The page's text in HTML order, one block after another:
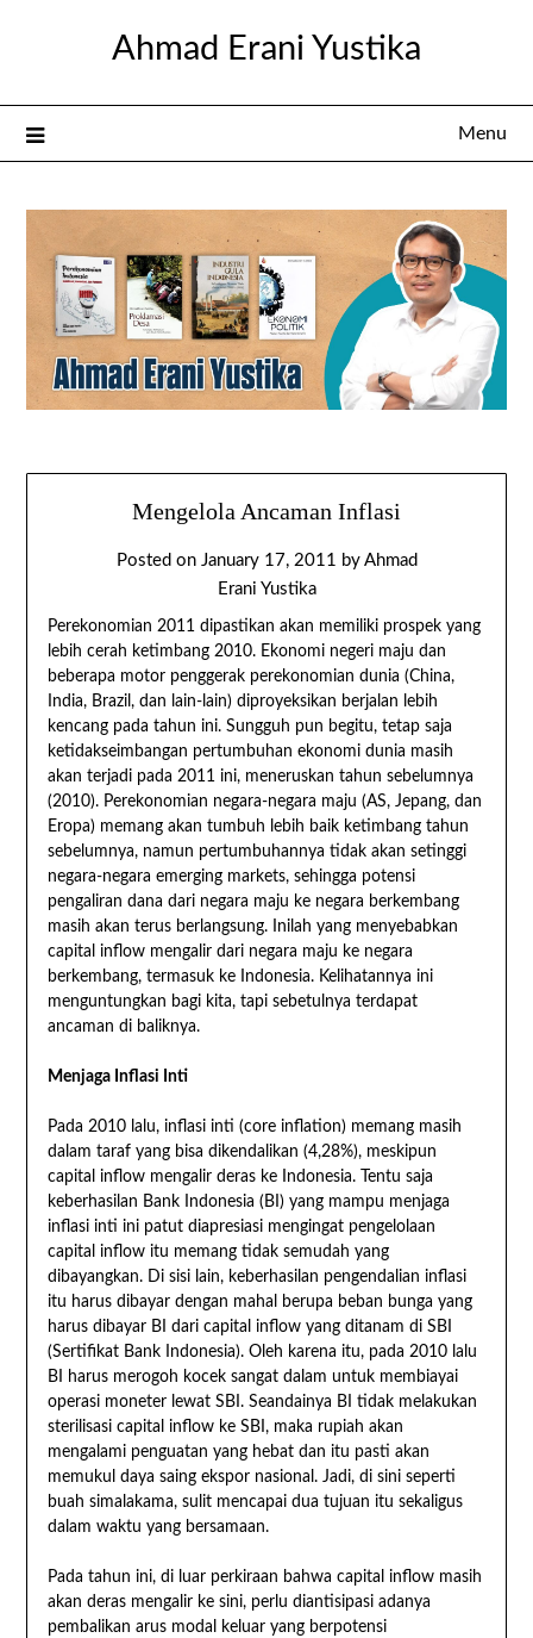
Ahmad Erani Yustika
Menu
Mengelola Ancaman Inflasi
Posted on January 17, 2011 by Ahmad
Erani Yustika
Perekonomian 2011 dipastikan akan memiliki prospek yang
lebih cerah ketimbang 2010. Ekonomi negeri maju dan
beberapa motor penggerak perekonomian dunia (China,
India, Brazil, dan lain-lain) diproyeksikan berjalan lebih
kencang pada tahun ini. Sungguh pun begitu, tetap saja
ketidakseimbangan pertumbuhan ekonomi dunia masih
akan terjadi pada 2011 ini, meneruskan tahun sebelumnya
(2010). Perekonomian negara-negara maju (AS, Jepang, dan
Eropa) memang akan tumbuh lebih baik ketimbang tahun
sebelumnya, namun pertumbuhannya tidak akan setinggi
negara-negara emerging markets, sehingga potensi
pengaliran dana dari negara maju ke negara berkembang
masih akan terus berlangsung. Inilah yang menyebabkan
capital inflow mengalir dari negara maju ke negara
berkembang, termasuk ke Indonesia. Kelihatannya ini
menguntungkan bagi kita, tapi sebetulnya terdapat
ancaman di baliknya.
Menjaga Inflasi Inti
Pada 2010 lalu, inflasi inti (core inflation) memang masih
dalam taraf yang bisa dikendalikan (4,28%), meskipun
capital inflow mengalir deras ke Indonesia. Tentu saja
keberhasilan Bank Indonesia (BI) yang mampu menjaga
inflasi inti ini patut diapresiasi mengingat pengelolaan
capital inflow itu memang tidak semudah yang
dibayangkan. Di sisi lain, keberhasilan pengendalian inflasi
itu harus dibayar dengan mahal berupa beban bunga yang
harus dibayar BI dari capital inflow yang ditanam di SBI
(Sertifikat Bank Indonesia). Oleh karena itu, pada 2010 lalu
BI harus merogoh kocek sangat dalam untuk membiayai
operasi moneter lewat SBI. Seandainya BI tidak melakukan
sterilisasi capital inflow ke SBI, maka rupiah akan
mengalami penguatan yang hebat dan itu pasti akan
memukul daya saing ekspor nasional. Jadi, di sini seperti
buah simalakama, sulit mencapai dua tujuan itu sekaligus
dalam waktu yang bersamaan.
Pada tahun ini, di luar perkiraan bahwa capital inflow masih
akan deras mengalir ke sini, perlu diantisipasi adanya
pembalikan arus modal keluar yang berpotensi